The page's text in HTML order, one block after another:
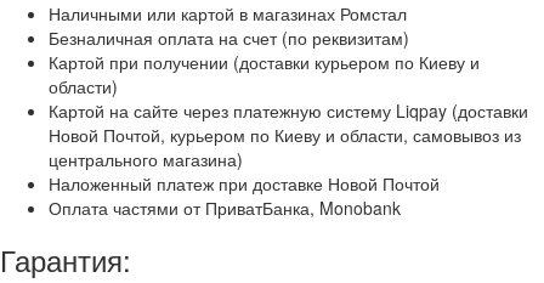
Наличными или картой в магазинах Ромстал
Безналичная оплата на счет (по реквизитам)
Картой при получении (доставки курьером по Киеву и
области)
Картой на сайте через платежную систему Liqpay (доставки
Новой Почтой, курьером по Киеву и области, самовывоз из
центрального магазина)
Наложенный платеж при доставке Новой Почтой
Оплата частями от ПриватБанка, Monobank
Гарантия: